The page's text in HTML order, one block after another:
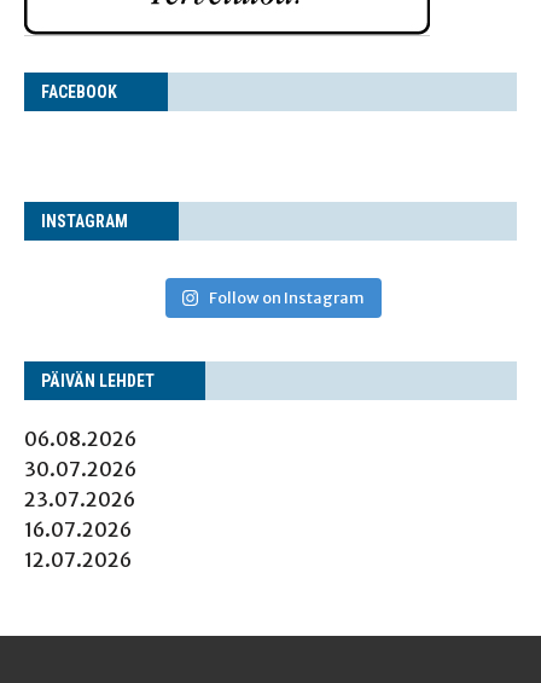
FACE­BOOK
INS­TA­GRAM
Follow on Instagram
PÄI­VÄN LEHDET
06.08.2026
30.07.2026
23.07.2026
16.07.2026
12.07.2026